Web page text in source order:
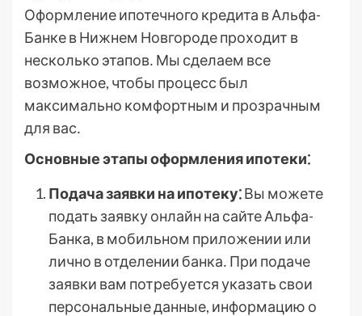
Оформление ипотечного кредита в Альфа-
Банке в Нижнем Новгороде проходит в
несколько этапов․ Мы сделаем все
возможное, чтобы процесс был
максимально комфортным и прозрачным
для вас․
Основные этапы оформления ипотеки⁚
Подача заявки на ипотеку⁚Вы можете
подать заявку онлайн на сайте Альфа-
Банка, в мобильном приложении или
лично в отделении банка․ При подаче
заявки вам потребуется указать свои
персональные данные, информацию о